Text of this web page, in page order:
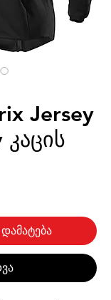
Jersey
კაცის